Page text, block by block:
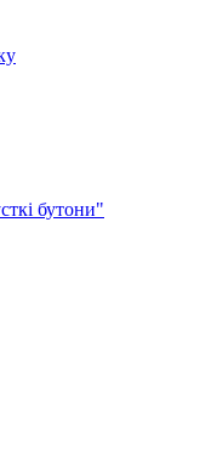
бутони"